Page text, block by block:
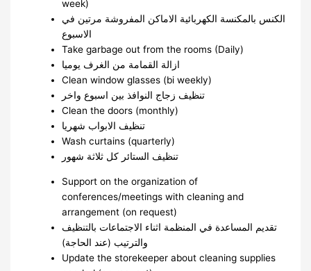
week)
الكنس بالمكنسة الكهربائية الاماكن المفروشة مرتين في
الاسبوع
Take garbage out from the rooms (Daily)
ازالة القمامة من الغرف يوميا
Clean window glasses (bi weekly)
تنظيف زجاج النوافذ بين اسبوع واخر
Clean the doors (monthly)
تنظيف الابواب شهريا
Wash curtains (quarterly)
تنظيف الستائر كل ثلاثة شهور
Support on the organization of
conferences/meetings with cleaning and
arrangement (on request)
تقديم المساعدة في المنظمة اثناء الاجتماعات بالتنظيف
والترتيب (عند الحاجة)
Update the storekeeper about cleaning supplies